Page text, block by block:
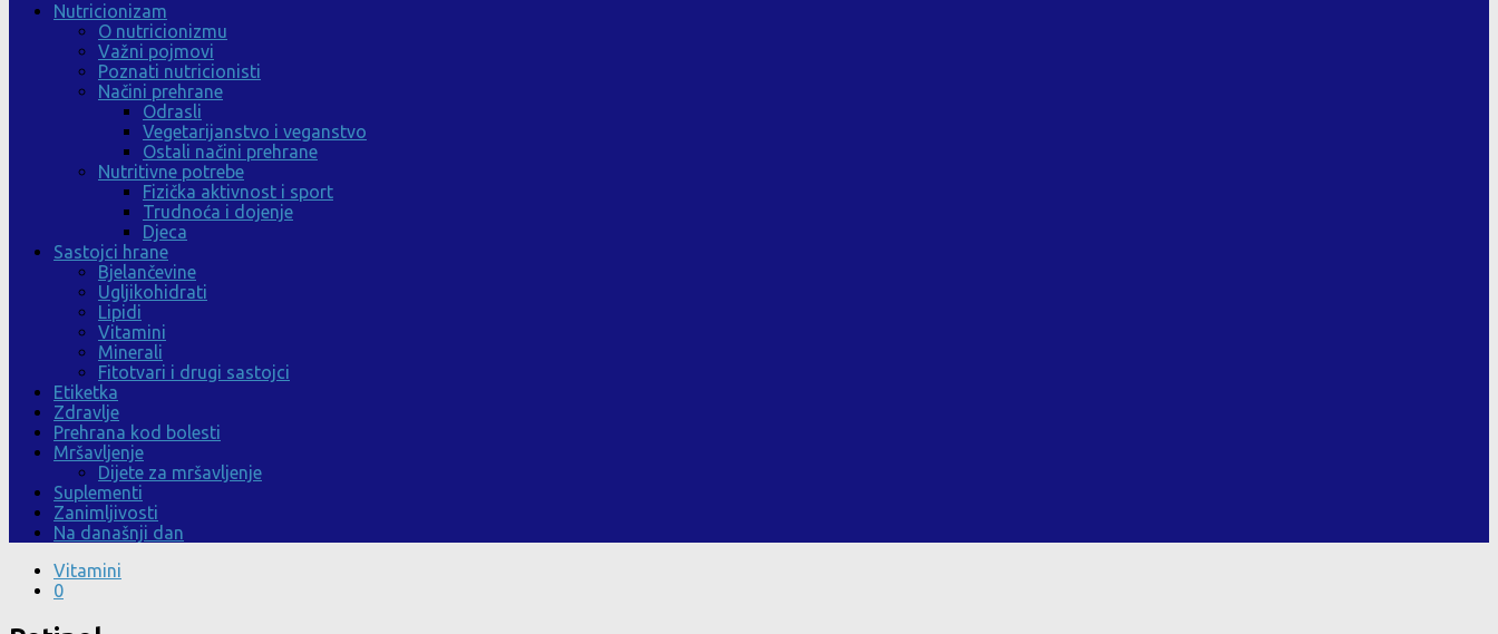
Nutricionizam
O nutricionizmu
Važni pojmovi
Poznati nutricionisti
Načini prehrane
Odrasli
Vegetarijanstvo i veganstvo
Ostali načini prehrane
Nutritivne potrebe
Fizička aktivnost i sport
Trudnoća i dojenje
Djeca
Sastojci hrane
Bjelančevine
Ugljikohidrati
Lipidi
Vitamini
Minerali
Fitotvari i drugi sastojci
Etiketka
Zdravlje
Prehrana kod bolesti
Mršavljenje
Dijete za mršavljenje
Suplementi
Zanimljivosti
Na današnji dan
Vitamini
0